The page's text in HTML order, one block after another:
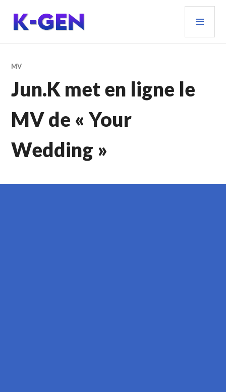
contenu
principal
K-GEN
MV
Jun.K met en ligne le
MV de « Your
Wedding »